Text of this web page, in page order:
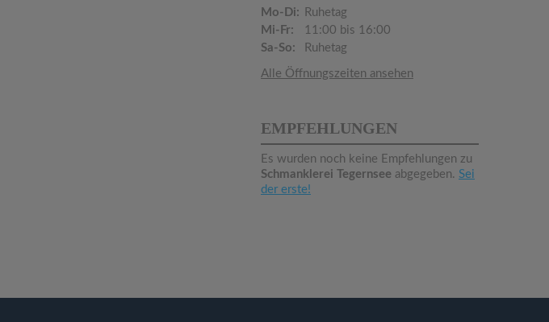
Mo-Di:
Ruhetag
Mi-Fr:
11:00 bis 16:00
Sa-So:
Ruhetag
Alle Öffnungszeiten ansehen
EMPFEHLUNGEN
Es wurden noch keine Empfehlungen zu
Schmanklerei Tegernsee abgegeben. Sei
der erste!